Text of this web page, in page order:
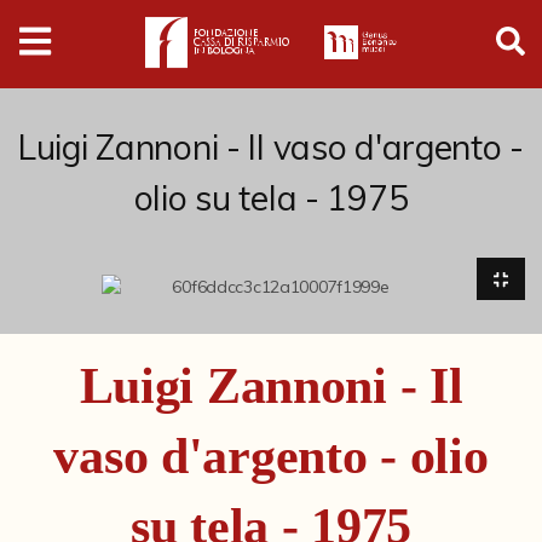
Digital
Humanities
Donazioni
Pubblicazioni
Collezioni
Cataloghi storici
Dipinti
Luigi Zannoni - Il vaso d'argento -
olio su tela - 1975
Luigi Zannoni - Il
vaso d'argento - olio
su tela - 1975